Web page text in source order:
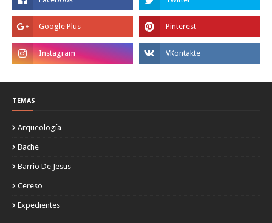
TEMAS
Arqueología
Bache
Barrio De Jesus
Cereso
Expedientes